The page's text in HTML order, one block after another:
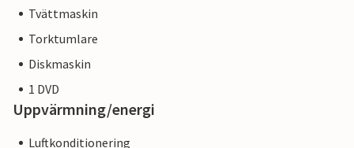
Tvättmaskin
Torktumlare
Diskmaskin
1 DVD
Uppvärmning/energi
Luftkonditionering